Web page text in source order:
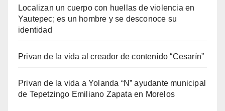
Localizan un cuerpo con huellas de violencia en
Yautepec; es un hombre y se desconoce su
identidad
Privan de la vida al creador de contenido “Cesarín”
Privan de la vida a Yolanda “N” ayudante municipal
de Tepetzingo Emiliano Zapata en Morelos